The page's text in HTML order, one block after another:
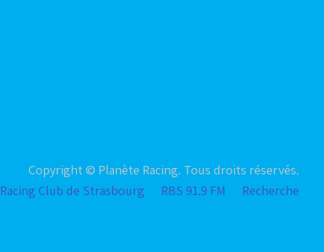
Copyright © Planète Racing. Tous droits réservés.
Racing Club de Strasbourg RBS 91.9 FM Recherche